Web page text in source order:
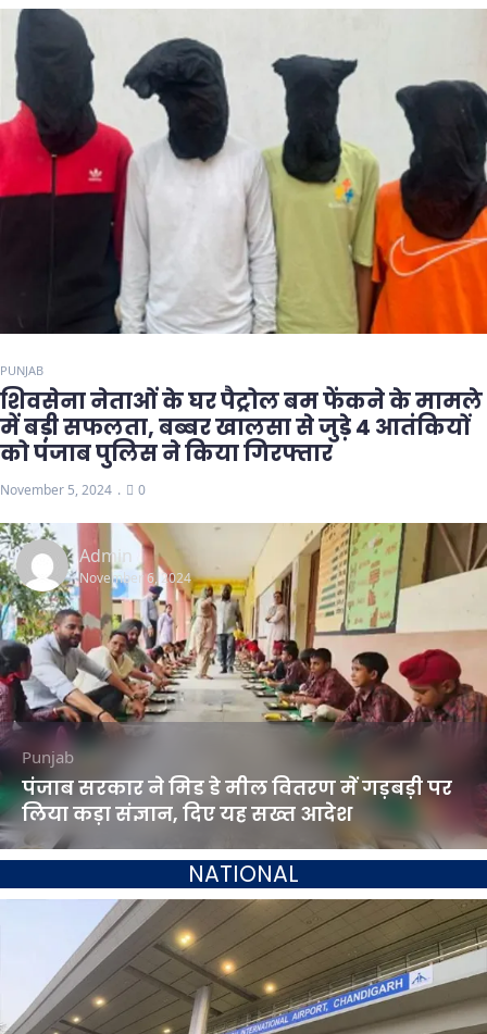
PUNJAB
शिवसेना नेताओं के घर पैट्रोल बम फेंकने के मामले
में बड़ी सफलता, बब्बर खालसा से जुड़े 4 आतंकियों
को पंजाब पुलिस ने किया गिरफ्तार
November 5, 2024 0
Admin
November 6, 2024
Punjab
पंजाब सरकार ने मिड डे मील वितरण में गड़बड़ी पर
लिया कड़ा संज्ञान, दिए यह सख्त आदेश
NATIONAL